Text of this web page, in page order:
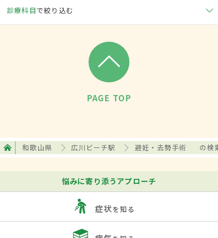
診療科目で絞り込む
PAGE TOP
和歌山県 広川ビーチ駅 避妊・去勢手術 の検
悩みに寄り添うアプローチ
症状を知る